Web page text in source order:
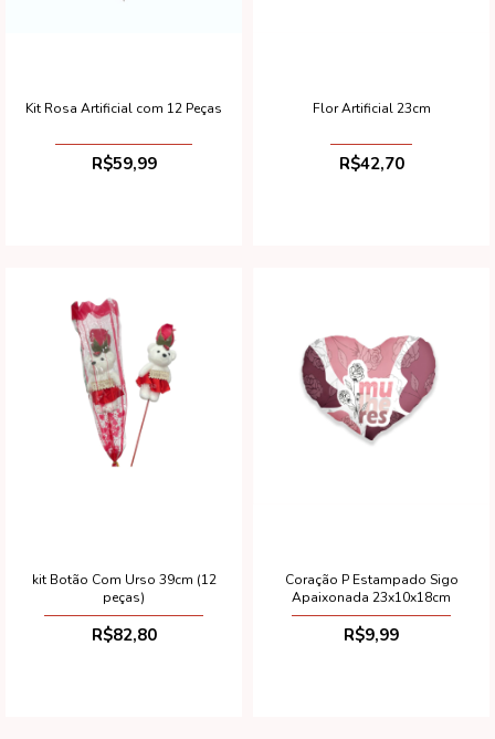
Kit Rosa Artificial com 12 Peças
R$59,99
Flor Artificial 23cm
R$42,70
kit Botão Com Urso 39cm (12
peças)
R$82,80
Coração P Estampado Sigo
Apaixonada 23x10x18cm
R$9,99